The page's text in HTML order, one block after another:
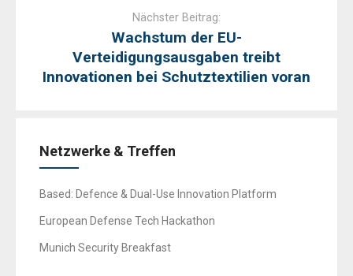
Nächster Beitrag:
Wachstum der EU-
Verteidigungsausgaben treibt
Innovationen bei Schutztextilien voran
Netzwerke & Treffen
Based: Defence & Dual-Use Innovation Platform
European Defense Tech Hackathon
Munich Security Breakfast